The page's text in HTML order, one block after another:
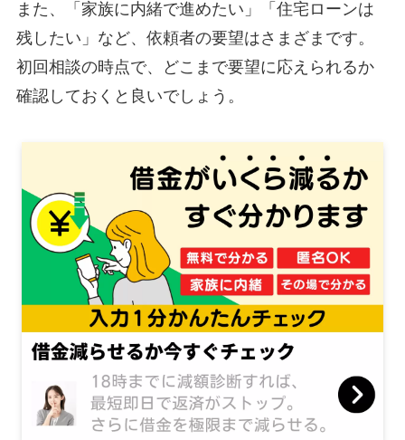
また、「家族に内緒で進めたい」「住宅ローンは
残したい」など、依頼者の要望はさまざまです。
初回相談の時点で、どこまで要望に応えられるか
確認しておくと良いでしょう。